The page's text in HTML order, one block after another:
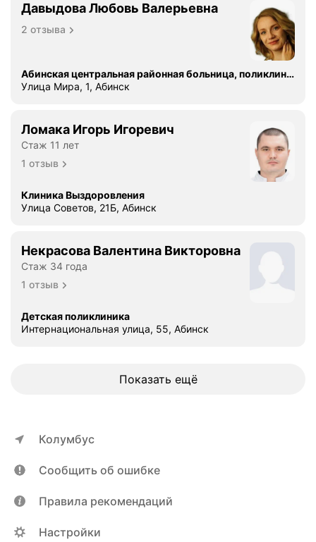
Давыдова Любовь Валерьевна
2 отзыва
Абинская центральная районная больница, поликлиника
Улица Мира, 1, Абинск
Ломака Игорь Игоревич
Стаж 11 лет
1 отзыв
Клиника Выздоровления
Улица Советов, 21Б, Абинск
Некрасова Валентина Викторовна
Стаж 34 года
1 отзыв
Детская поликлиника
Интернациональная улица, 55, Абинск
Показать ещё
Колумбус
Сообщить об ошибке
Правила рекомендаций
Настройки